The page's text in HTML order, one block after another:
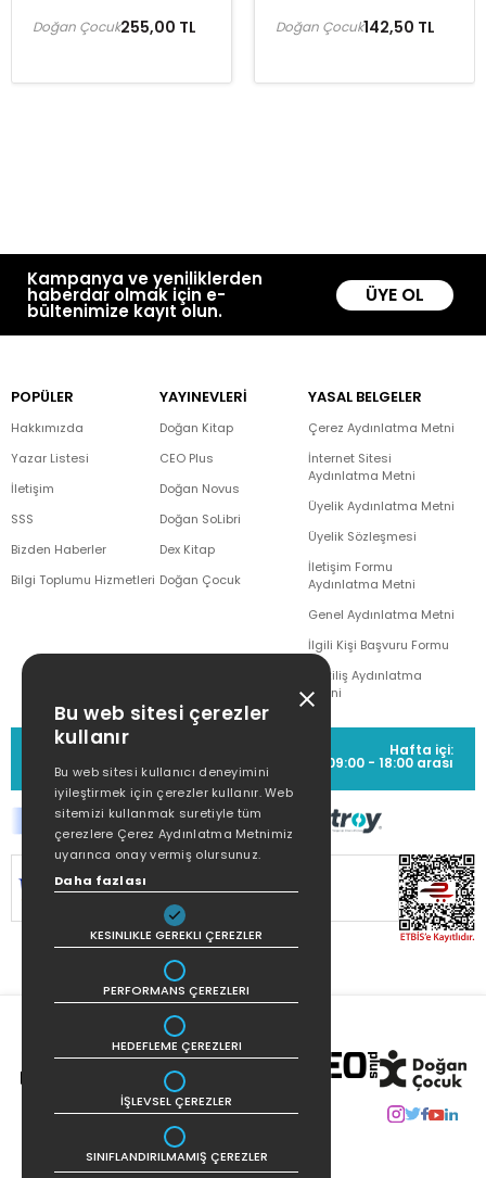
255,00 TL
Doğan Çocuk 142,50 TL
Doğan Çocuk
Kampanya ve yeniliklerden
haberdar olmak için e-
bültenimize kayıt olun.
ÜYE OL
POPÜLER
Hakkımızda
Yazar Listesi
İletişim
SSS
Bizden Haberler
Bilgi Toplumu Hizmetleri
YAYINEVLERİ
Doğan Kitap
CEO Plus
Doğan Novus
Doğan SoLibri
Dex Kitap
Doğan Çocuk
YASAL BELGELER
Çerez Aydınlatma Metni
İnternet Sitesi
Aydınlatma Metni
Üyelik Aydınlatma Metni
Üyelik Sözleşmesi
İletişim Formu
Aydınlatma Metni
Genel Aydınlatma Metni
İlgili Kişi Başvuru Formu
Çekiliş Aydınlatma
Metni
MÜŞTERİ HİZMETLERİ
(0212) 373 77 00
Hafta içi:
09:00 - 18:00 arası
SİTEMİZ
KORUNMAKTADIR.
Bu web sitesi çerezler
kullanır
Bu web sitesi kullanıcı deneyimini
iyileştirmek için çerezler kullanır. Web
sitemizi kullanmak suretiyle tüm
çerezlere Çerez Aydınlatma Metnimiz
uyarınca onay vermiş olursunuz.
Daha fazlası
KESINLIKLE GEREKLI ÇEREZLER
PERFORMANS ÇEREZLERI
HEDEFLEME ÇEREZLERI
İŞLEVSEL ÇEREZLER
SINIFLANDIRILMAMIŞ ÇEREZLER